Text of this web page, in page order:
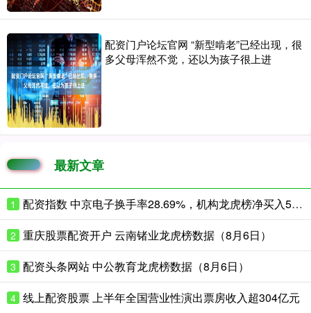
配资门户论坛官网 “新型啃老”已经出现，很
多父母浑然不觉，还以为孩子很上进
最新文章
1 配资指数 中京电子换手率28.69%，机构龙虎榜净买入5691.33万元
2 重庆股票配资开户 云南锗业龙虎榜数据（8月6日）
3 配资头条网站 中公教育龙虎榜数据（8月6日）
4 线上配资股票 上半年全国营业性演出票房收入超304亿元